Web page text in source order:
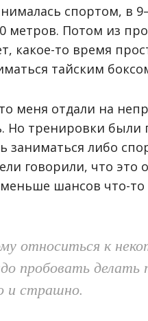
спортом, в
метров. Потом из
какое-то время
тайским
меня отдали на
Но тренировки
заниматься либо
говорили, что это
шансов что-то
относиться к
пробовать
и страшно.